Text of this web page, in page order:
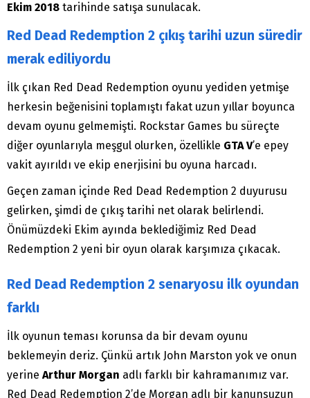
Ekim 2018 tarihinde satışa sunulacak.
Red Dead Redemption 2 çıkış tarihi uzun süredir
merak ediliyordu
İlk çıkan Red Dead Redemption oyunu yediden yetmişe
herkesin beğenisini toplamıştı fakat uzun yıllar boyunca
devam oyunu gelmemişti. Rockstar Games bu süreçte
diğer oyunlarıyla meşgul olurken, özellikle GTA V’e epey
vakit ayırıldı ve ekip enerjisini bu oyuna harcadı.
Geçen zaman içinde Red Dead Redemption 2 duyurusu
gelirken, şimdi de çıkış tarihi net olarak belirlendi.
Önümüzdeki Ekim ayında beklediğimiz Red Dead
Redemption 2 yeni bir oyun olarak karşımıza çıkacak.
Red Dead Redemption 2 senaryosu ilk oyundan
farklı
İlk oyunun teması korunsa da bir devam oyunu
beklemeyin deriz. Çünkü artık John Marston yok ve onun
yerine Arthur Morgan adlı farklı bir kahramanımız var.
Red Dead Redemption 2’de Morgan adlı bir kanunsuzun